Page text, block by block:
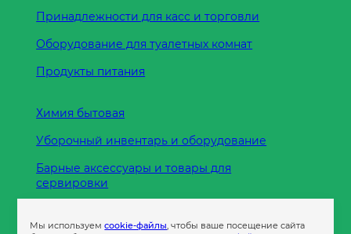
Принадлежности для касс и торговли
Оборудование для туалетных комнат
Продукты питания
Химия бытовая
Уборочный инвентарь и оборудование
Барные аксессуары и товары для
сервировки
Мы используемcookie-файлы, чтобы ваше посещение сайта